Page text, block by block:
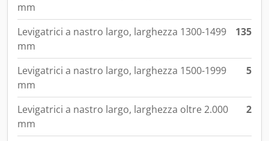
mm
Levigatrici a nastro largo, larghezza 1300-1499
mm
135
Levigatrici a nastro largo, larghezza 1500-1999
mm
5
Levigatrici a nastro largo, larghezza oltre 2.000
mm
2